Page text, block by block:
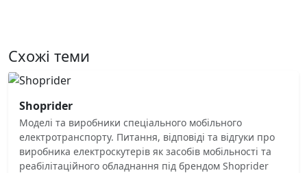
Схожі теми
Shoprider
Моделі та виробники спеціального мобільного
електротранспорту. Питання, відповіді та відгуки про
виробника електроскутерів як засобів мобільності та
реабілітаційного обладнання під брендом Shoprider